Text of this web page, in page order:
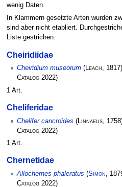
wenig Daten.
In Klammern gesetzte Arten wurden
sind aber nicht etabliert.
Liste gestrichen.
Cheiridiidae
Cheiridium museorum (Leach,
Catalog 2022)
1 Art.
Cheliferidae
Chelifer cancroides ( Linnaeus ,
Catalog 2022)
1 Art.
Chernetidae
Allochernes phaleratus (Simon ,
Catalog 2022)